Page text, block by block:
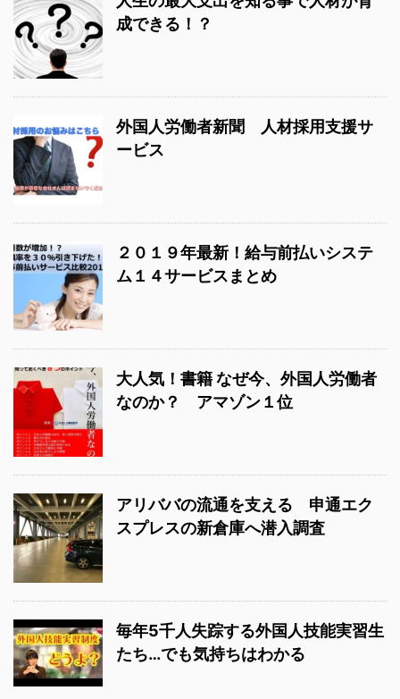
成できる！？
外国人労働者新聞 人材採用支援サ
ービス
２０１９年最新！給与前払いシステ
ム１４サービスまとめ
大人気！書籍 なぜ今、外国人労働者
なのか？ アマゾン１位
アリババの流通を支える 申通エク
スプレスの新倉庫へ潜入調査
毎年5千人失踪する外国人技能実習生
たち…でも気持ちはわかる